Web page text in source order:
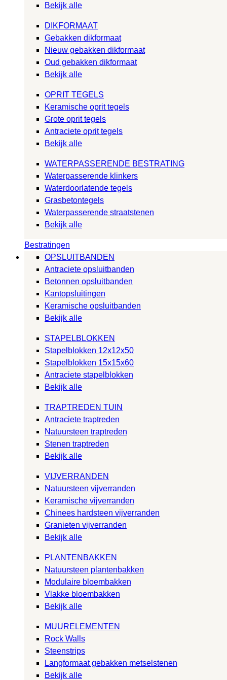
Bekijk alle
DIKFORMAAT
Gebakken dikformaat
Nieuw gebakken dikformaat
Oud gebakken dikformaat
Bekijk alle
OPRIT TEGELS
Keramische oprit tegels
Grote oprit tegels
Antraciete oprit tegels
Bekijk alle
WATERPASSERENDE BESTRATING
Waterpasserende klinkers
Waterdoorlatende tegels
Grasbetontegels
Waterpasserende straatstenen
Bekijk alle
Bestratingen
OPSLUITBANDEN
Antraciete opsluitbanden
Betonnen opsluitbanden
Kantopsluitingen
Keramische opsluitbanden
Bekijk alle
STAPELBLOKKEN
Stapelblokken 12x12x50
Stapelblokken 15x15x60
Antraciete stapelblokken
Bekijk alle
TRAPTREDEN TUIN
Antraciete traptreden
Natuursteen traptreden
Stenen traptreden
Bekijk alle
VIJVERRANDEN
Natuursteen vijverranden
Keramische vijverranden
Chinees hardsteen vijverranden
Granieten vijverranden
Bekijk alle
PLANTENBAKKEN
Natuursteen plantenbakken
Modulaire bloembakken
Vlakke bloembakken
Bekijk alle
MUURELEMENTEN
Rock Walls
Steenstrips
Langformaat gebakken metselstenen
Bekijk alle